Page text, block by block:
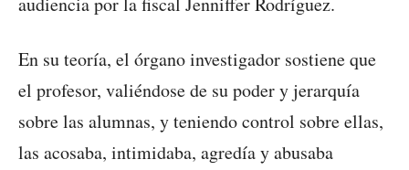
En su teoría, el órgano investigador sostiene que
el profesor, valiéndose de su poder y jerarquía
sobre las alumnas, y teniendo control sobre ellas,
las acosaba, intimidaba, agredía y abusaba